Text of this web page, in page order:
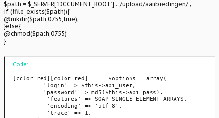
$path = $_SERVER["DOCUMENT_ROOT"] . '/upload/aanbiedingen/';
if (!file_exists($path)){
@mkdir($path,0755,true);
}else{
@chmod($path,0755);
}
Code:
[color=red][color=red]      $options = array(
         'login' => $this->api_user,
         'password' => md5($this->api_pass),
          'features' => SOAP_SINGLE_ELEMENT_ARRAYS,
          'encoding' => 'utf-8',
          'trace' => 1,